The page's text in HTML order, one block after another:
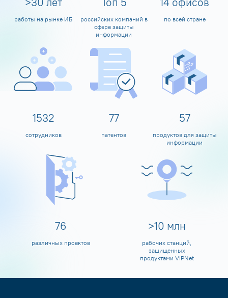
работы на рынке ИБ
российских компаний в
сфере защиты
информации
по всей стране
1600
сотрудников
80
патентов
60
продуктов для защиты
информации
80
различных проектов
>10 млн
рабочих станций,
защищенных
продуктами ViPNet